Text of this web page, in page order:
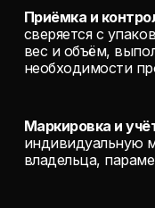
Приёмка и
сверяется с
вес и объём,
необходимости
Маркировка и
индивидуальную
владельца,